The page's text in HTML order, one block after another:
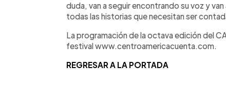
duda, van a seguir encontrando su voz y
todas las historias que necesitan ser
La programación de la octava edición del
festival www.centroamericacuenta.com.
REGRESAR A LA PORTADA